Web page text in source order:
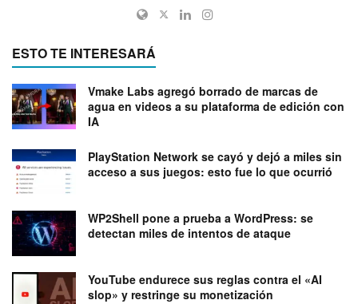
ESTO TE INTERESARÁ
Vmake Labs agregó borrado de marcas de
agua en videos a su plataforma de edición con
IA
PlayStation Network se cayó y dejó a miles sin
acceso a sus juegos: esto fue lo que ocurrió
WP2Shell pone a prueba a WordPress: se
detectan miles de intentos de ataque
YouTube endurece sus reglas contra el «AI
slop» y restringe su monetización